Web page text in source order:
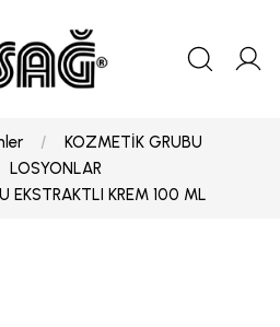
KOZMETİK GRUBU
LOSYONLAR
EKSTRAKTLI KREM 100 ML